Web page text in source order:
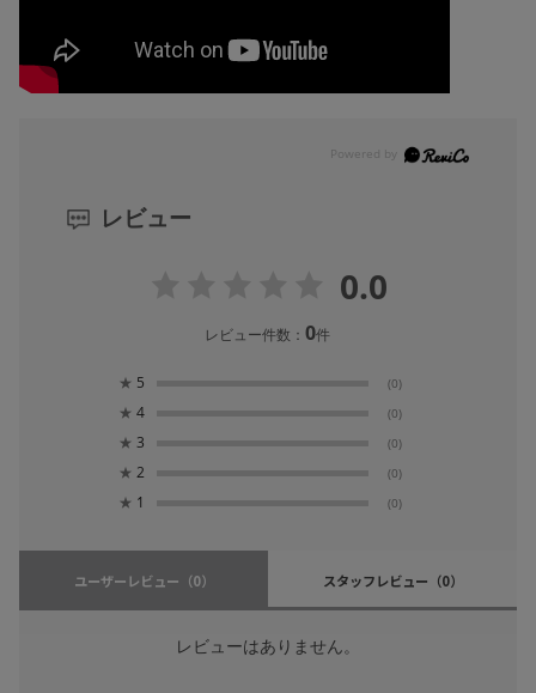
レビュー
0.0
レビュー件数：0件
★ 5 (0)
★ 4 (0)
★ 3 (0)
★ 2 (0)
★ 1 (0)
ユーザーレビュー （0） スタッフレビュー （0）
レビューはありません。